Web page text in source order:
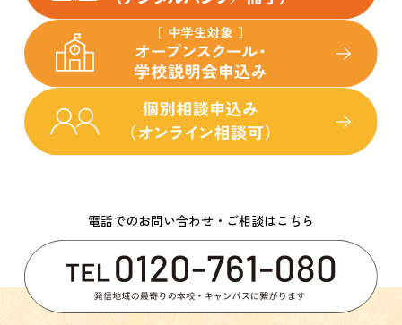
電話でのお問い合わせ・ご相談はこちら